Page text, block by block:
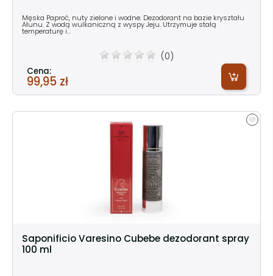
Męska Paproć, nuty zielone i wodne. Dezodorant na bazie kryształu
Ałunu. Z wodą wulkaniczną z wyspy Jeju. Utrzymuje stałą
temperaturę i...
(0)
Cena:
99,95 zł
Saponificio Varesino Cubebe dezodorant spray
100 ml